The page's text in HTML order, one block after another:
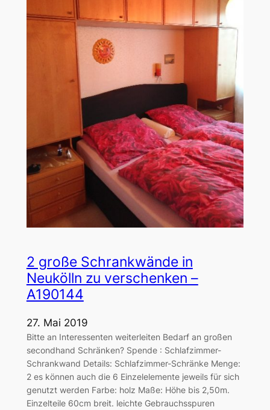
2 große Schrankwände in
Neukölln zu verschenken –
A190144
27. Mai 2019
Bitte an Interessenten weiterleiten Bedarf an großen
secondhand Schränken? Spende : Schlafzimmer-
Schrankwand Details: Schlafzimmer-Schränke Menge:
2 es können auch die 6 Einzelelemente jeweils für sich
genutzt werden Farbe: holz Maße: Höhe bis 2,50m.
Einzelteile 60cm breit. leichte Gebrauchsspuren